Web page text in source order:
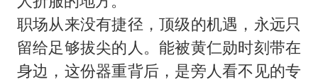
职场从来没有捷径，顶级的机遇，永远只
留给足够拔尖的人。能被黄仁勋时刻带在
身边，这份器重背后，是旁人看不见的专